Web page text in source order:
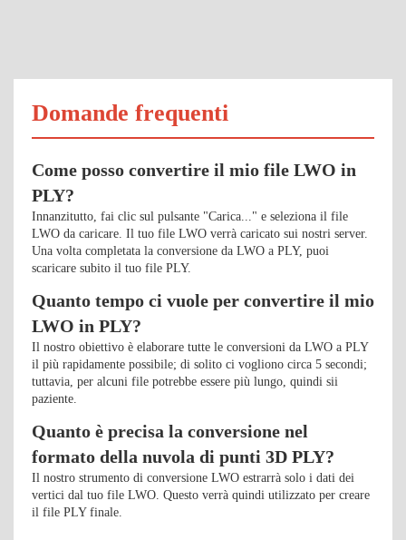
Domande frequenti
Come posso convertire il mio file LWO in
PLY?
Innanzitutto, fai clic sul pulsante "Carica..." e seleziona il file
LWO da caricare. Il tuo file LWO verrà caricato sui nostri server.
Una volta completata la conversione da LWO a PLY, puoi
scaricare subito il tuo file PLY.
Quanto tempo ci vuole per convertire il mio
LWO in PLY?
Il nostro obiettivo è elaborare tutte le conversioni da LWO a PLY
il più rapidamente possibile; di solito ci vogliono circa 5 secondi;
tuttavia, per alcuni file potrebbe essere più lungo, quindi sii
paziente.
Quanto è precisa la conversione nel
formato della nuvola di punti 3D PLY?
Il nostro strumento di conversione LWO estrarrà solo i dati dei
vertici dal tuo file LWO. Questo verrà quindi utilizzato per creare
il file PLY finale.